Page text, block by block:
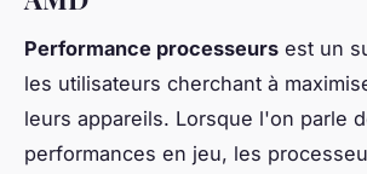
Performance processeurs est un
les utilisateurs cherchant à
leurs appareils. Lorsque l'on parle
performances en jeu, les